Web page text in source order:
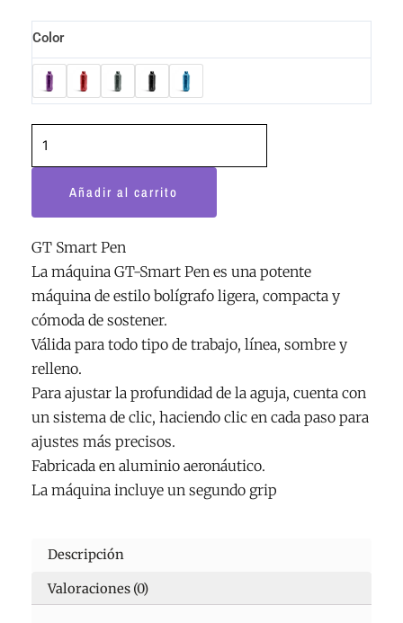
original
278.30€.
actual
96.79€.
Color
GT
Pen
cantidad
Añadir al carrito
GT Smart Pen
La máquina GT-Smart Pen es una potente
máquina de estilo bolígrafo ligera, compacta y
cómoda de sostener.
Válida para todo tipo de trabajo, línea, sombre y
relleno.
Para ajustar la profundidad de la aguja, cuenta con
un sistema de clic, haciendo clic en cada paso para
ajustes más precisos.
Fabricada en aluminio aeronáutico.
La máquina incluye un segundo grip
Descripción
Valoraciones (0)